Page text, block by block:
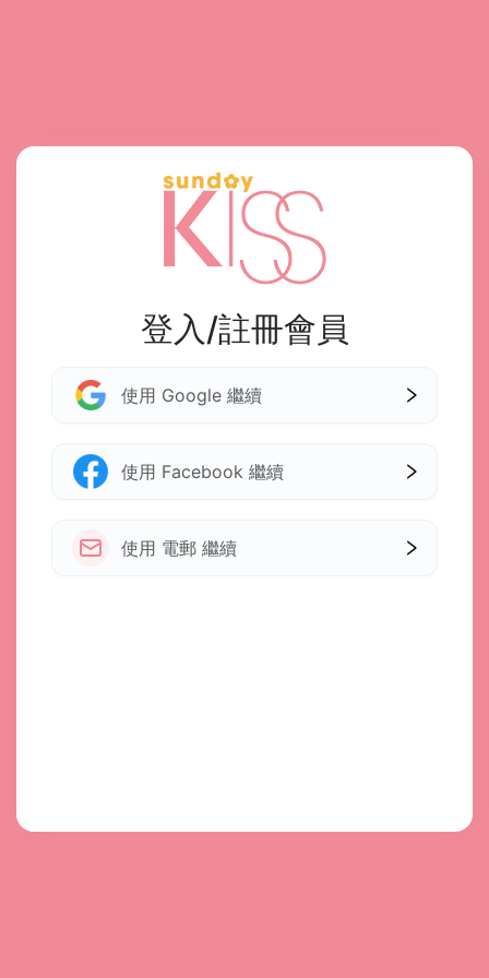
登入/註冊會員
使用 Google 繼續
使用 Facebook 繼續
使用 電郵 繼續